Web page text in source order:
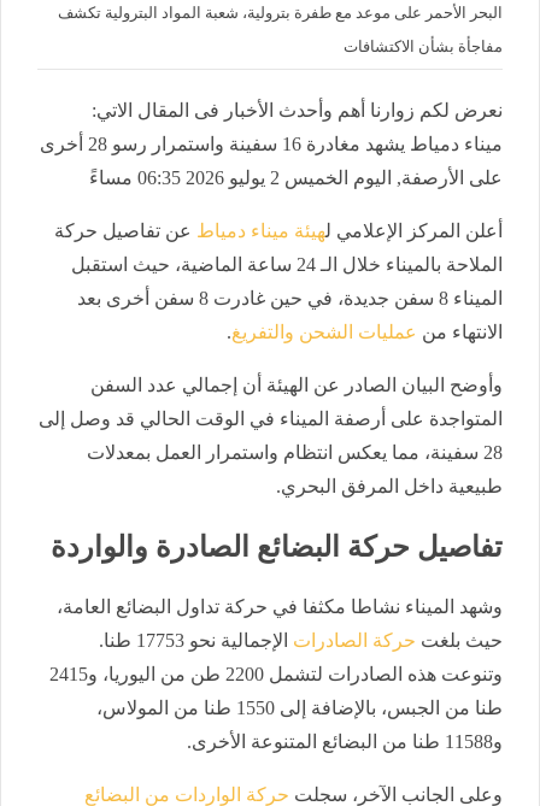
البحر الأحمر على موعد مع طفرة بترولية، شعبة المواد البترولية تكشف
مفاجأة بشأن الاكتشافات
نعرض لكم زوارنا أهم وأحدث الأخبار فى المقال الاتي:
ميناء دمياط يشهد مغادرة 16 سفينة واستمرار رسو 28 أخرى
على الأرصفة, اليوم الخميس 2 يوليو 2026 06:35 مساءً
أعلن المركز الإعلامي لهيئة ميناء دمياط عن تفاصيل حركة
الملاحة بالميناء خلال الـ 24 ساعة الماضية، حيث استقبل
الميناء 8 سفن جديدة، في حين غادرت 8 سفن أخرى بعد
الانتهاء من عمليات الشحن والتفريغ.
​وأوضح البيان الصادر عن الهيئة أن إجمالي عدد السفن
المتواجدة على أرصفة الميناء في الوقت الحالي قد وصل إلى
28 سفينة، مما يعكس انتظام واستمرار العمل بمعدلات
طبيعية داخل المرفق البحري.
​تفاصيل حركة البضائع الصادرة والواردة
​وشهد الميناء نشاطا مكثفا في حركة تداول البضائع العامة،
حيث بلغت حركة الصادرات
الإجمالية نحو 17753 طنا.
وتنوعت هذه الصادرات لتشمل 2200 طن من اليوريا، و2415
طنا من الجبس، بالإضافة إلى 1550 طنا من المولاس،
و11588 طنا من البضائع المتنوعة الأخرى.
​وعلى الجانب الآخر، سجلت حركة الواردات من البضائع